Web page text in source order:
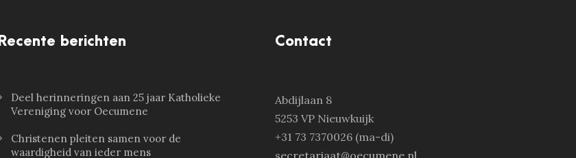
Recente berichten
Deel herinneringen aan 25 jaar Katholieke
Vereniging voor Oecumene
Christenen pleiten samen voor de
waardigheid van ieder mens
Contact
Abdijlaan 8
5253 VP Nieuwkuijk
+31 73 7370026 (ma-di)